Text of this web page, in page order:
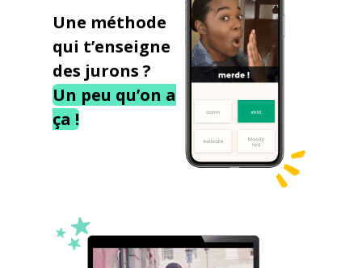
Une méthode
qui t’enseigne
des jurons ?
Un peu qu’on a
ça !